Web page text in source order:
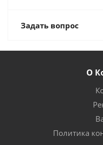
Задать вопрос
О
Политика